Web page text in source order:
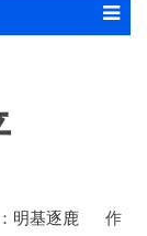
明基逐鹿
作